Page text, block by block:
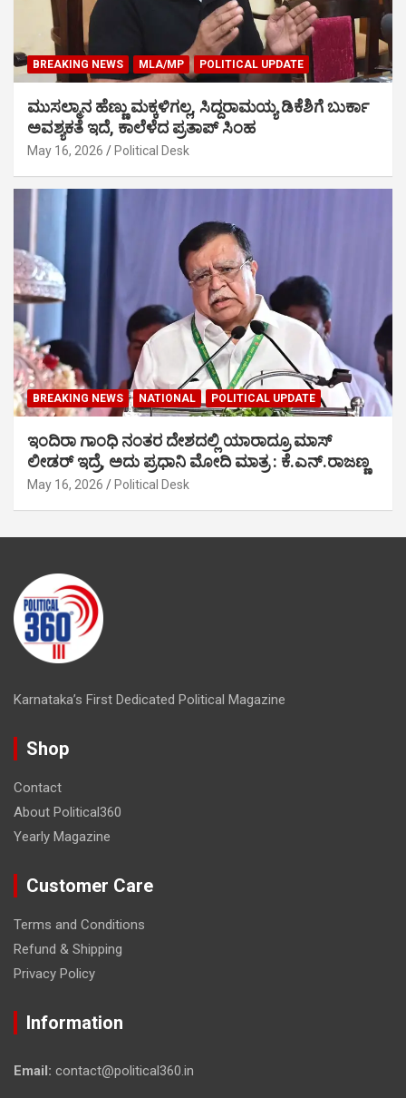
BREAKING NEWS MLA/MP POLITICAL UPDATE
ಮುಸಲ್ಮಾನ ಹೆಣ್ಣು ಮಕ್ಕಳಿಗಲ್ಲ, ಸಿದ್ದರಾಮಯ್ಯ ಡಿಕೆಶಿಗೆ ಬುರ್ಕಾ
ಅವಶ್ಯಕತೆ ಇದೆ, ಕಾಲೆಳೆದ ಪ್ರತಾಪ್ ಸಿಂಹ
May 16, 2026 Political Desk
BREAKING NEWS NATIONAL POLITICAL UPDATE
ಇಂದಿರಾ ಗಾಂಧಿ ನಂತರ ದೇಶದಲ್ಲಿ ಯಾರಾದ್ರೂ ಮಾಸ್
ಲೀಡರ್ ಇದ್ರೆ, ಅದು ಪ್ರಧಾನಿ ಮೋದಿ ಮಾತ್ರ : ಕೆ.ಎನ್.ರಾಜಣ್ಣ
May 16, 2026 Political Desk
Karnataka’s First Dedicated Political Magazine
Shop
Contact
About Political360
Yearly Magazine
Customer Care
Terms and Conditions
Refund & Shipping
Privacy Policy
Information
Email: contact@political360.in